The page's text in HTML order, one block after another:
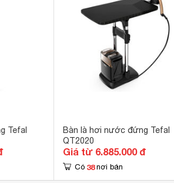
Tự điều
Chống nhỏ
Có bánh xe
Đế bàn là có
Hệ thống
Hệ thống
Tự ngắt khi
11.3 kg
Tefal
Bàn là hơi nước đứng Tefal
QT2020
Giá từ 6.885.000 đ
Có 38 nơi bán